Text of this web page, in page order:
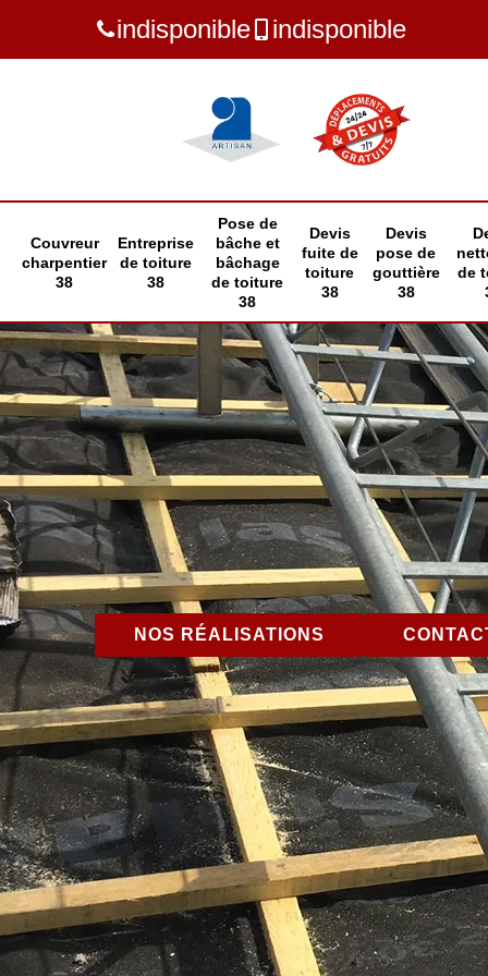
indisponible indisponible
Couvreur
charpentier
38
Entreprise
de toiture
38
Pose de
bâche et
bâchage
de toiture
38
Devis
fuite de
toiture
38
Devis
pose de
gouttière
38
de
NOS RÉALISATIONS